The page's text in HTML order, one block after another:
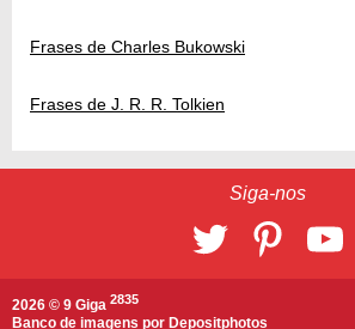
Frases de Charles Bukowski
Frases de J. R. R. Tolkien
Siga-nos
2026 © 9 Giga 2835
Banco de imagens por Depositphotos